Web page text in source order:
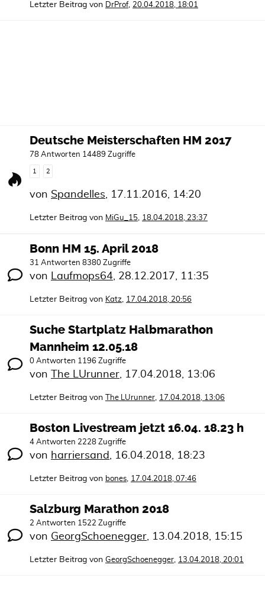
Letzter Beitrag von DrProf, 20.04.2018, 18:01
Deutsche Meisterschaften HM 2017
78 Antworten 14489 Zugriffe
1 2
von Spandelles 17.11.2016, 14:20
Letzter Beitrag von MiGu_15 18.04.2018, 23:37
Bonn HM 15. April 2018
31 Antworten 8380 Zugriffe
von Laufmops64 28.12.2017, 11:35
Letzter Beitrag von Katz 17.04.2018, 20:56
Suche Startplatz Halbmarathon
Mannheim 12.05.18
0 Antworten 1196 Zugriffe
von The LUrunner 17.04.2018, 13:06
Letzter Beitrag von The LUrunner 17.04.2018, 13:06
Boston Livestream jetzt 16.04. 18.23 h
4 Antworten 2228 Zugriffe
von harriersand 16.04.2018, 18:23
Letzter Beitrag von bones 17.04.2018, 07:46
Salzburg Marathon 2018
2 Antworten 1522 Zugriffe
von GeorgSchoenegger 13.04.2018, 15:15
Letzter Beitrag von GeorgSchoenegger 13.04.2018, 20:01